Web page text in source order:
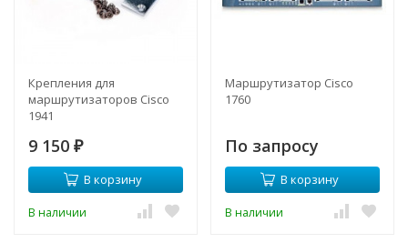
Крепления для
маршрутизаторов Cisco
1941
9 150 ₽
В корзину
В наличии
Маршрутизатор Cisco
1760
По запросу
В корзину
В наличии